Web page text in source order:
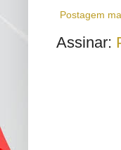
Postagem
Assinar: